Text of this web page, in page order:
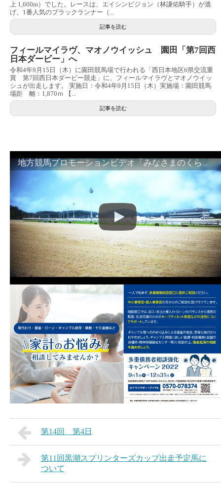
上 1,600m）でした。レースは、エイシンビジョン（林謙佑騎手）が逃
げ、1番人気のブラックランナー（...
記事を読む
フィールマイラヴ、マオノウイッシュ 園田「第7回西
日本ダービー」へ
令和4年9月15日（木）に園田競馬場で行われる「西日本地区6県交流重
賞 第7回西日本ダービー競走」に、フィールマイラヴとマオノウイッ
シュが出走します。 実施日：令和4年9月15日（木）実施場：園田競馬
場距 離：1,870ｍ 【...
記事を読む
地方競馬プロモーションビデオ「みなさまのくらしのために」30秒篇｜NAR公式
第14回 第4日
第11回黒潮スプリンターズカップ出走予定馬に
ついて